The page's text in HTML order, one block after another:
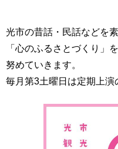
光市の昔話・民話などを
「心のふるさとづくり」
努めていきます。
毎月第3土曜日は定期上演